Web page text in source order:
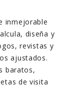
inmejorable
diseña y
revistas y
ajustados.
baratos,
de visita